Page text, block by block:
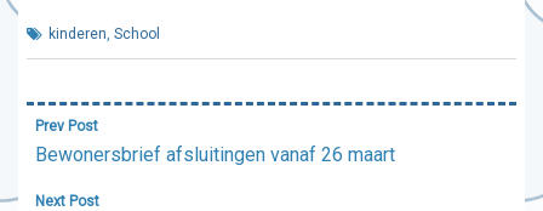
kinderen, School
Bericht
navigatie
Prev Post
Bewonersbrief afsluitingen vanaf 26 maart
Next Post